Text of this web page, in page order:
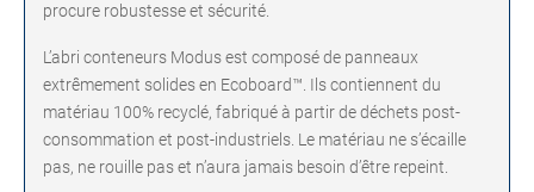
procure robustesse et sécurité.
L’abri conteneurs Modus est composé de panneaux
extrêmement solides en Ecoboard™. Ils contiennent du
matériau 100% recyclé, fabriqué à partir de déchets post-
consommation et post-industriels. Le matériau ne s’écaille
pas, ne rouille pas et n’aura jamais besoin d’être repeint.